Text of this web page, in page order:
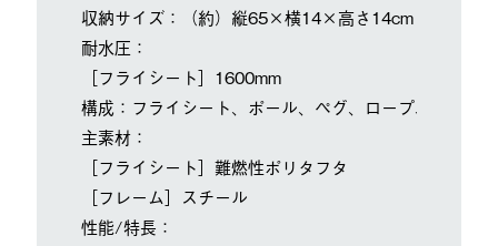
収納サイズ：（約）縦65×横14×高さ14cm
耐水圧：
［フライシート］1600mm
構成：フライシート、ポール、ペグ、ロープ、収納バ
主素材：
［フライシート］難燃性ポリタフタ
［フレーム］スチール
性能/特長：